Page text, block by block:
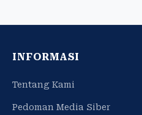
INFORMASI
Tentang Kami
Pedoman Media Siber